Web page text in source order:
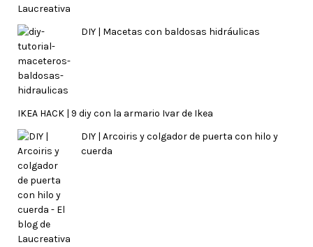
DIY | Macetas con baldosas hidráulicas
IKEA HACK | 9 diy con la armario Ivar de Ikea
DIY | Arcoiris y colgador de puerta con hilo y
cuerda